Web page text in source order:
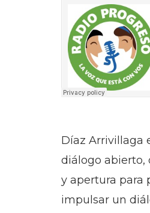
Díaz Arrivillaga
diálogo abierto,
y apertura para
impulsar un